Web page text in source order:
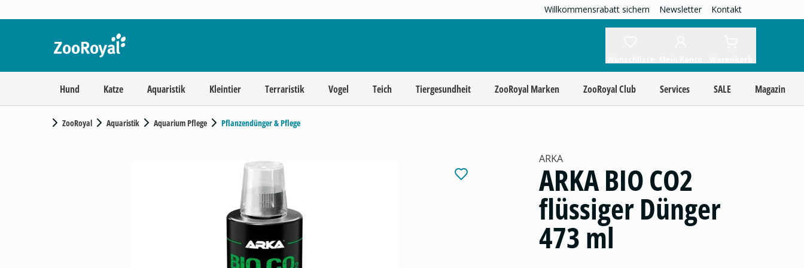
Willkommensrabatt sichern Newsletter Kontakt
Hund Katze Aquaristik Kleintier Terraristik Vogel Teich Tiergesundheit ZooRoyal Marken ZooRoyal Club Services SALE Magazin
ZooRoyal Aquaristik Aquarium Pflege Pflanzendünger & Pflege
ARKA
ARKA BIO CO2
flüssiger Dünger
473 ml